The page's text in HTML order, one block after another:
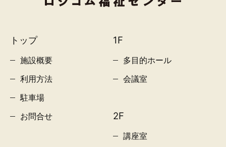
トップ
施設概要
利用方法
駐車場
お問合せ
1F
多目的ホール
会議室
2F
講座室